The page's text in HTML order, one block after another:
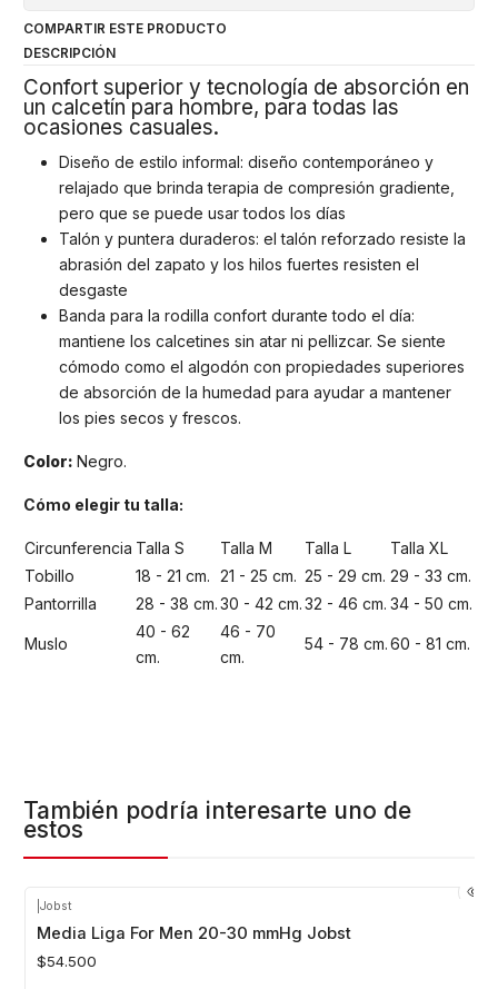
COMPARTIR ESTE PRODUCTO
DESCRIPCIÓN
Confort superior y tecnología de absorción en
un calcetín para hombre, para todas las
ocasiones casuales.
Diseño de estilo informal: diseño contemporáneo y
relajado que brinda terapia de compresión gradiente,
pero que se puede usar todos los días
Talón y puntera duraderos: el talón reforzado resiste la
abrasión del zapato y los hilos fuertes resisten el
desgaste
Banda para la rodilla confort durante todo el día:
mantiene los calcetines sin atar ni pellizcar. Se siente
cómodo como el algodón con propiedades superiores
de absorción de la humedad para ayudar a mantener
los pies secos y frescos.
Color: Negro.
Cómo elegir tu talla:
Circunferencia Talla S Talla M Talla L
Talla XL
Tobillo
18 - 21 cm. 21 - 25 cm. 25 - 29 cm. 29 - 33 cm.
Pantorrilla
28 - 38 cm.30 - 42 cm.32 - 46 cm. 34 - 50 cm.
Muslo
40 - 62
cm.
46 - 70
cm.
54 - 78 cm.60 - 81 cm.
También podría interesarte uno de
estos
Jobst
Media Liga For Men 20-30 mmHg Jobst
$54.500